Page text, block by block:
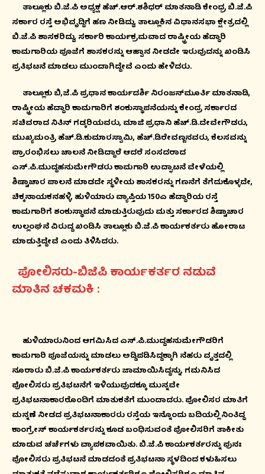
ತಾಲ್ಲೂಕು ಬಿ.ಜೆ.ಪಿ ಅಧ್ಯಕ್ಷ ಹೆಚ್.ಆರ್.ಶಶಿಧರ್ ಮಾತನಾಡಿ ಕೇಂಧ್ರ ಬಿ.ಜೆ.ಪಿ
ಸರ್ಕಾರ ರಸ್ತೆ ಅಭಿವೃದ್ದಿಗೆ ಹಣ ನೀಡಿದ್ದು, ತಾಲ್ಲೂಕಿನ ವಿಧಾನಸಭಾ ಕ್ಷೇತ್ರದಲ್ಲಿ
ಬಿ.ಜೆ.ಪಿ ಶಾಸಕರಿದ್ದು, ಸರ್ಕಾರಿ ಕಾರ್ಯಕ್ರಮವಾದ ರಾಷ್ಟ್ರೀಯ ಹೆದ್ದಾರಿ
ಕಾಮಗಾರಿಯ ಪೂಜೆಗೆ ಶಾಸಕರನ್ನು ಆಹ್ವಾನ ನೀಡದೇ ಇರುವುದನ್ನು ಖಂಡಿಸಿ
ಪ್ರತಿಭಟನೆ ಮಾಡಲು ಮುಂದಾಗಿದ್ದೇವೆ ಎಂದು ಹೇಳಿದರು.
ತಾಲ್ಲೂಕು ಬಿ,ಜೆ.ಪಿ ಪ್ರಧಾನ ಕಾರ್ಯದರ್ಶಿ ನಿರಂಜನ್‍ಮೂರ್ತಿ ಮಾತನಾಡಿ,
ರಾಷ್ಟ್ರೀಯ ಹೆದ್ದಾರಿ ಕಾಮಗಾರಿಗೆ ಶಂಕುಸ್ಥಾಪನೆಯನ್ನು ಕೇಂದ್ರ ಸರ್ಕಾರದ
ಸಚಿವರಾದ ನಿತಿನ್ ಗಡ್ಕರಿಯವರು, ಮಾಜಿ ಪ್ರಧಾನಿ ಹೆಚ್.ಡಿ.ದೇವೇಗೌಡರು,
ಮುಖ್ಯಮಂತ್ರಿ ಹೆಚ್.ಡಿ.ಕುಮಾರಸ್ವಾಮಿ, ಹೆಚ್.ಡಿರೇವಣ್ಣನವರು, ಕೆಲಸವನ್ನು
ಪ್ರಾರಂಭಿಸಲು ಚಾಲನೆ ನೀಡಿದ್ದಾರೆ ಆದರೆ ಸಂಸದರಾದ
ಎಸ್.ಪಿ.ಮುದ್ದಹನುಮೇಗೌಡರು ಕಾಮಗಾರಿ ಉದ್ಘಾಟನೆ ವೇಳೆಯಲ್ಲಿ
ಶಿಷ್ಟಾಚಾರ ಪಾಲನೆ ಮಾಡದೇ ಸ್ಥಳೀಯ ಶಾಸಕರನ್ನು ಗಣನೆಗೆ ತೆಗೆದುಕೊಳ್ಳದೇ,
ಚಿಕ್ಕನಾಯಕನಹಳ್ಳಿ, ಹುಳಿಯಾರು ವ್ಯಾಪ್ತಿಯ 150ಎ ಹೆದ್ದಾರಿಯ ರಸ್ತೆ
ಕಾಮಗಾರಿಗೆ ಶಂಕುಸ್ಥಾಪನೆ ಮಾಡುತ್ತಿರುವುದು ಮತ್ತು ಸರ್ಕಾರದ ಶಿಷ್ಟಾಚಾರ
ಉಲ್ಲಂಘನೆ ವಿರುದ್ದ ಖಂಡಿಸಿ ತಾಲ್ಲೂಕು ಬಿ.ಜೆ.ಪಿ ಕಾರ್ಯಕರ್ತರು ಹೋರಾಟ
ಮಾಡುತ್ತಿದ್ದೇವೆ ಎಂದು ತಿಳಿಸಿದರು.
ಪೋಲಿಸರು-ಬಿಜೆಪಿ ಕಾರ್ಯಕರ್ತರ ನಡುವೆ
ಮಾತಿನ ಚಕಮಕಿ :
ಹುಳಿಯಾರುನಿಂದ ಆಗಮಿಸಿದ ಎಸ್.ಪಿ.ಮುದ್ದಹನುಮೇಗೌಡರಿಗೆ
ಕಾಮಗಾರಿ ಪೂಜೆಯನ್ನು ಮಾಡಲು ಅಡ್ಡಿಪಡಿಸಿದ್ದಕ್ಕಾಗಿ ನೆಹರು ವೃತ್ತದಲ್ಲಿ
ನೂರಾರು ಬಿ.ಜೆ.ಪಿ ಕಾರ್ಯಕರ್ತರು ಜಾಮಾಯಿಸಿದ್ದನ್ನು, ಗಮನಿಸಿದ
ಪೋಲಿಸರು ಪ್ರತಿಭಟನೆಗೆ ಇಳಿಯುವುದಕ್ಕೂ ಮುನ್ನವೇ
ಪ್ರತಿಭಟನಾಕಾರರೊಂದಿಗೆ ಮಾತುಕತೆಗೆ ಮುಂದಾದರು. ಪೋಲಿಸರ ಮಾತಿಗೆ
ಮನ್ನಣೆ ನೀಡದ ಪ್ರತಿಭಟನಾಕಾರರು ರಸ್ತೆಯ ಇನ್ನೊಂದು ಬದಿಯಲ್ಲಿ ನಿಂತಿದ್ದ
ಕಾಂಗ್ರೇಸ್ ಕಾರ್ಯಕರ್ತರನ್ನು ಕೂಡ ಬಂಧಿಸುವಂತೆ ಪೋಲಿಸರಿಗೆ ತಾಕೀತು
ಮಾಡುವ ಚರ್ಚೆಗಳು ವ್ಯಾಪಕವಾಯಿತು. ಬಿ.ಜೆ.ಪಿ ಕಾರ್ಯಕರ್ತರನ್ನು ಪುನಃ
ಪೋಲಿಸರು ಪ್ರತಿಭಟನೆ ಮಾಡದಂತೆ ಪ್ರತಿಭಟನಾ ಸ್ಥಳದಿಂದ ಕಳುಹಿಸಲು